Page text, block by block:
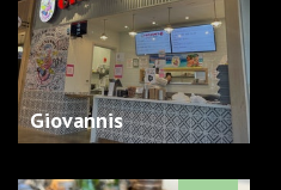
Giovannis